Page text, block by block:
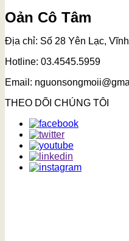
Oản Cô Tâm
Địa chỉ: Số 28 Yên Lạc,
Hotline: 03.4545.5959
Email:
THEO DÕI CHÚNG TÔI